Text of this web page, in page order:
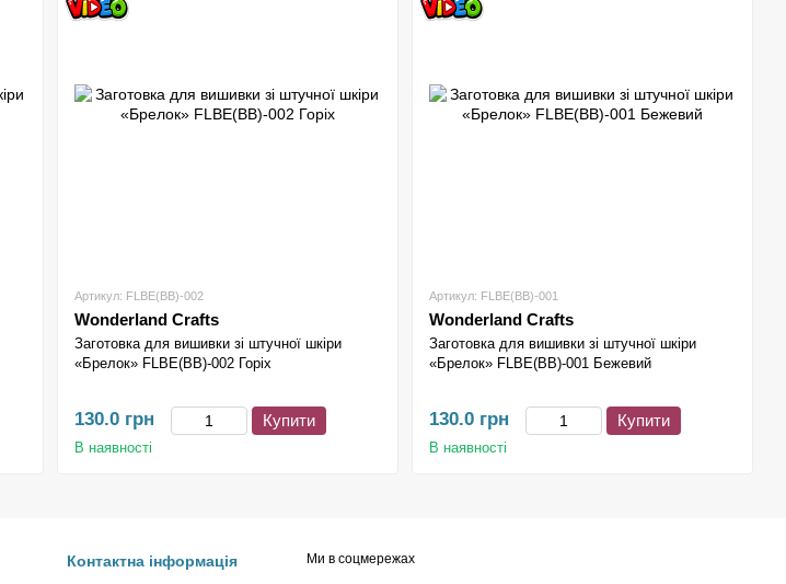
Артикул: FLBE(BB)-002
Wonderland Crafts
Заготовка для вишивки зі штучної шкіри
«Брелок» FLBE(BB)-002 Горіх
130.0 грн Купити
В наявності
Артикул: FLBE(BB)-001
Wonderland Crafts
Заготовка для вишивки зі штучної шкіри
«Брелок» FLBE(BB)-001 Бежевий
130.0 грн Купити
В наявності
Контактна інформація Ми в соцмережах